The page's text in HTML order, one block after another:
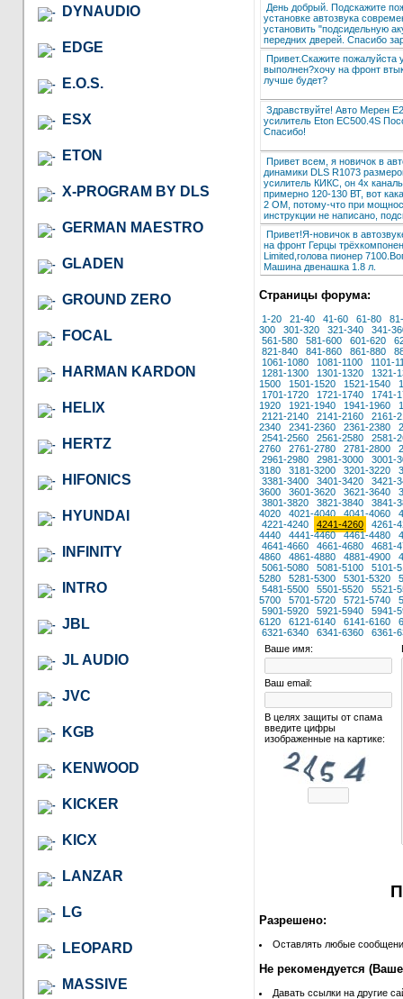
DYNAUDIO
EDGE
E.O.S.
ESX
ETON
X-PROGRAM BY DLS
GERMAN MAESTRO
GLADEN
GROUND ZERO
FOCAL
HARMAN KARDON
HELIX
HERTZ
HIFONICS
HYUNDAI
INFINITY
INTRO
JBL
JL AUDIO
JVC
KGB
KENWOOD
KICKER
KICX
LANZAR
LG
LEOPARD
MASSIVE
День добрый. Подскажите
установке автозвука
установить "подсидельную
передних дверей. Спасибо
Привет.Скажите пожалуйста
выполнен?хочу на фронт
лучше будет?
Здравствуйте! Авто Мерен
усилитель Eton EC500.4S
Спасибо!
Привет всем, я новичок в
динамики DLS R1073
усилитель КИКС, он 4х
примерно 120-130 ВТ, вот
2 ОМ, потому-что при
инструкции не написано,
Привет!Я-новичок в
на фронт Герцы
Limited,голова пионер
Машина двенашка 1.8 л.
Страницы форума:
1-20 21-40 41-60 61-80
300
301-320 321-340
341-
561-580
581-600 601-620
821-840
841-860 861-880
1061-1080
1081-1100
1101-
1281-1300
1301-1320
1321-
1500
1501-1520 1521-1540
1701-1720
1721-1740
1741-
1920
1921-1940 1941-1960
2121-2140
2141-2160
2161-
2340
2341-2360 2361-2380
2541-2560
2561-2580
2581-
2760
2761-2780 2781-2800
2961-2980
2981-3000
3001-
3180
3181-3200 3201-3220
3381-3400
3401-3420
3421-
3600
3601-3620 3621-3640
3801-3820
3821-3840
3841-
4020
4021-4040 4041-4060
4221-4240
4241-4260
4261-
4440
4441-4460 4461-4480
4641-4660
4661-4680
4681-
4860
4861-4880 4881-4900
5061-5080
5081-5100
5101-
5280
5281-5300 5301-5320
5481-5500
5501-5520
5521-
5700
5701-5720 5721-5740
5901-5920
5921-5940
5941-
6120
6121-6140 6141-6160
6321-6340
6341-6360
6361-
Ваше имя:
Ваш email:
В целях защиты от спама
введите цифры
изображенные на картике:
Разрешено:
Оставлять любые
Не рекомендуется
Давать ссылки на другие